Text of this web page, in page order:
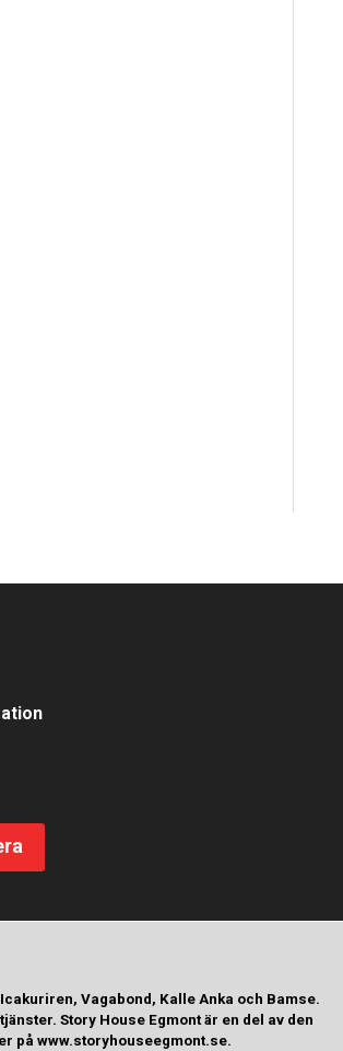
Vagabond, Kalle Anka och Bamse.
Story House Egmont är en del av den
på www.storyhouseegmont.se.